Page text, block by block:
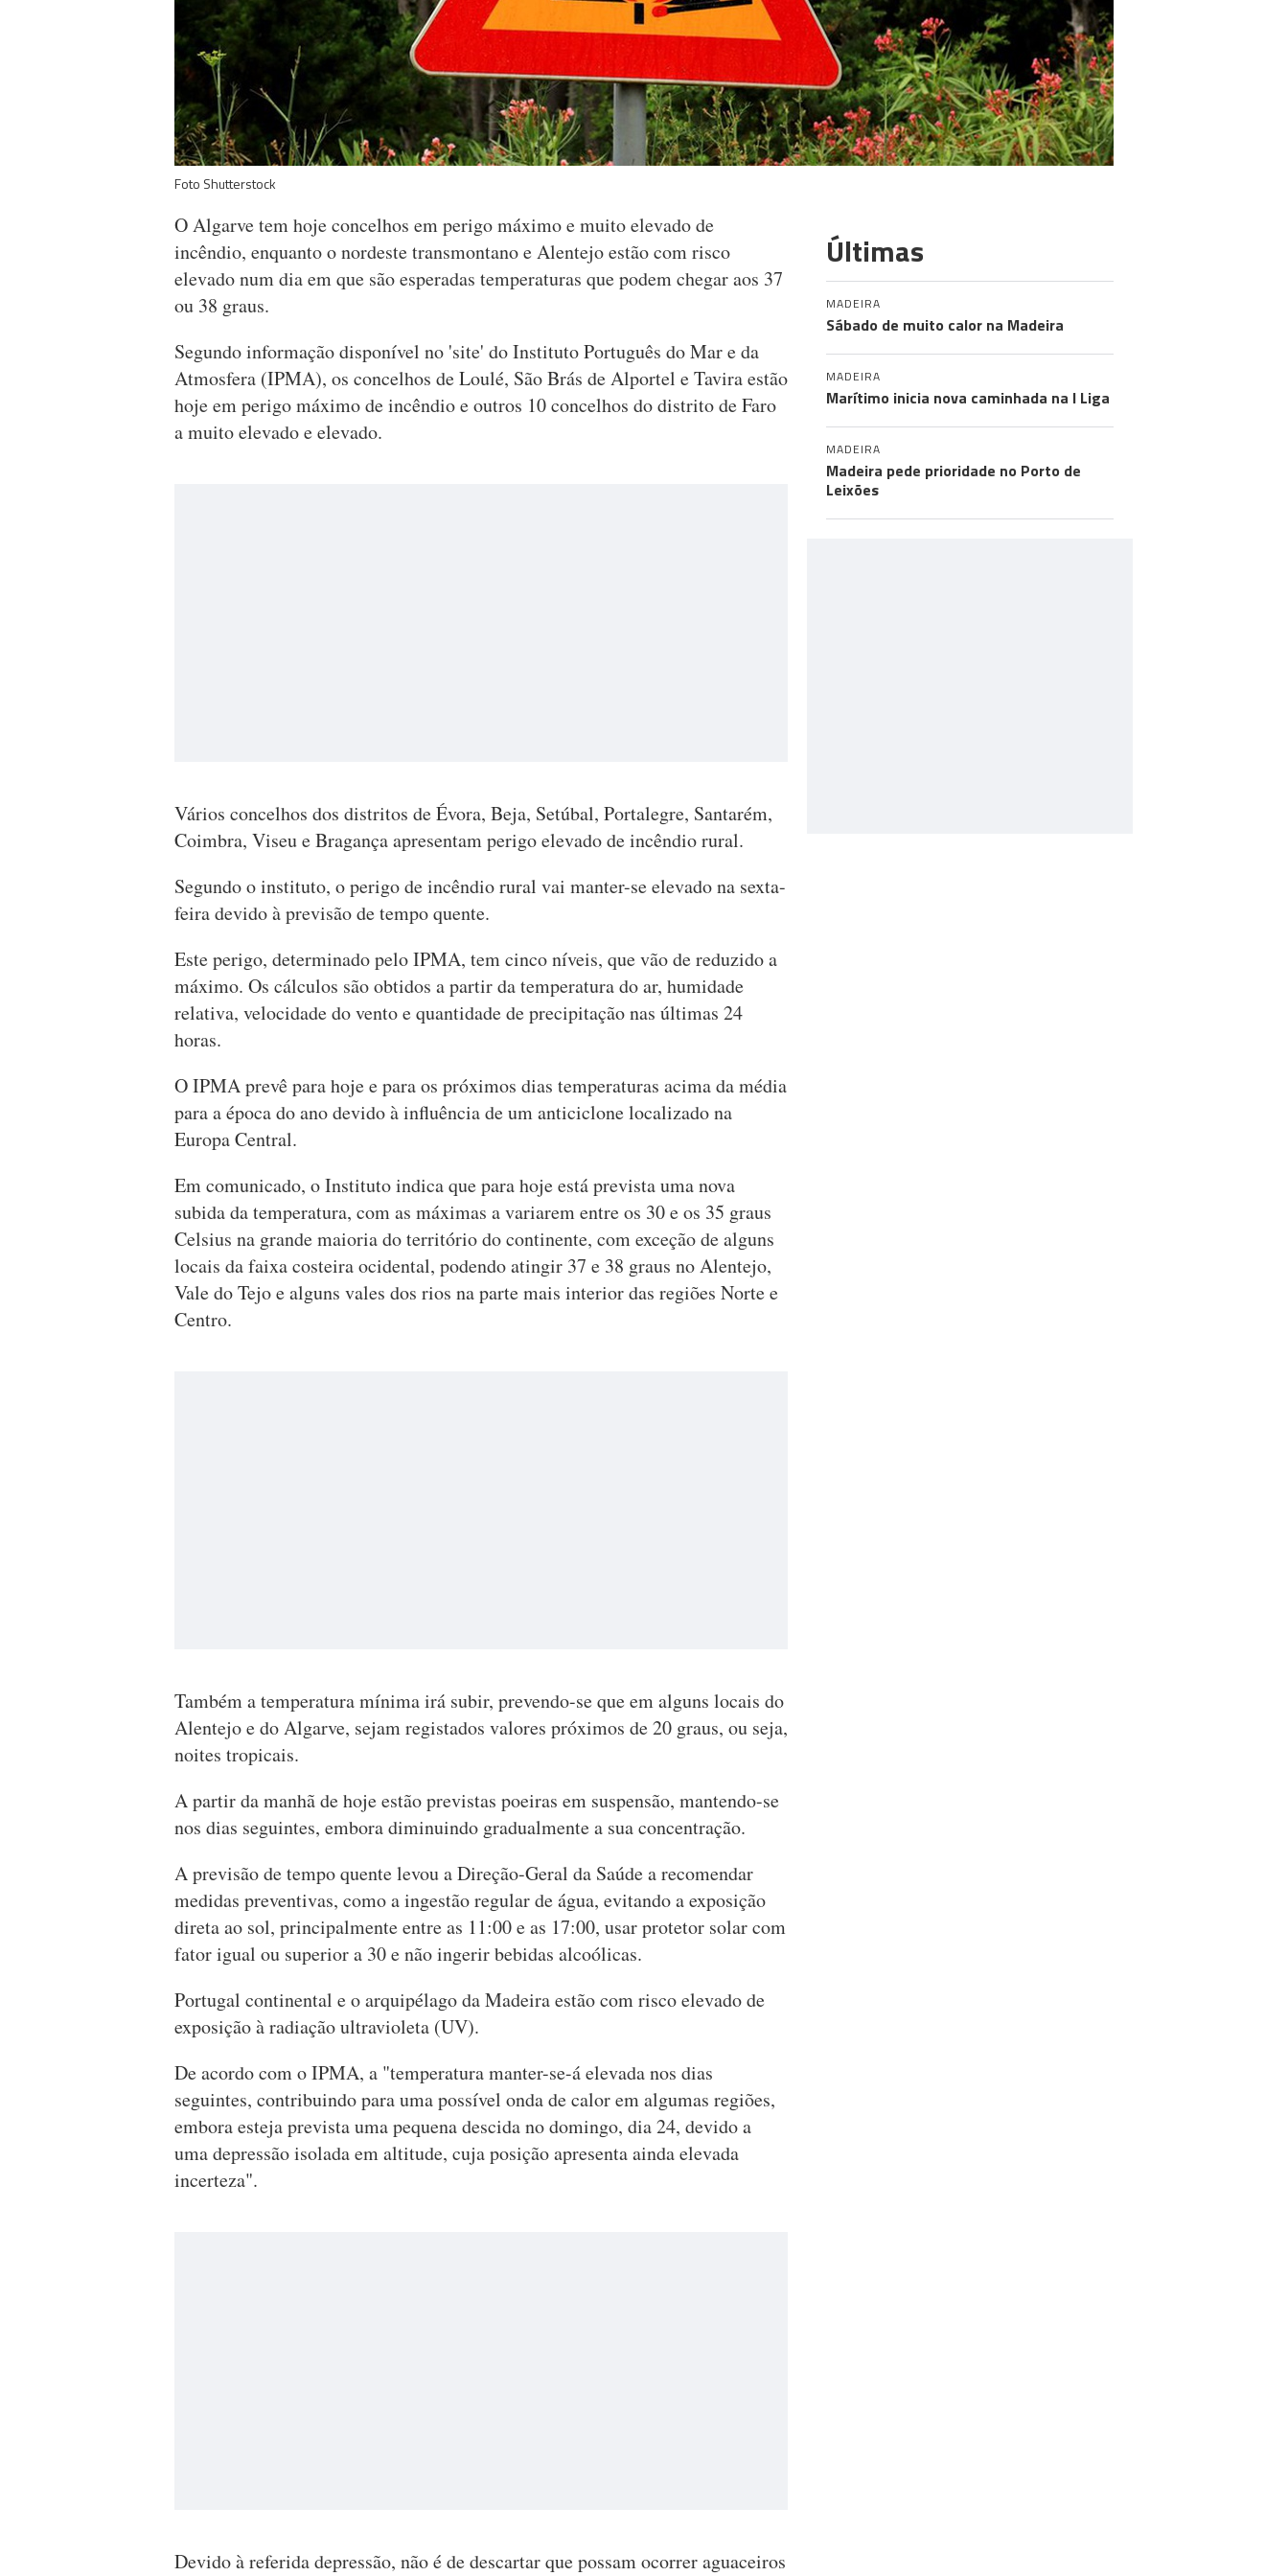
Foto Shutterstock
O Algarve tem hoje concelhos em perigo máximo e muito elevado de
incêndio, enquanto o nordeste transmontano e Alentejo estão com risco
elevado num dia em que são esperadas temperaturas que podem chegar aos 37
ou 38 graus.
Segundo informação disponível no 'site' do Instituto Português do Mar e da
Atmosfera (IPMA), os concelhos de Loulé, São Brás de Alportel e Tavira estão
hoje em perigo máximo de incêndio e outros 10 concelhos do distrito de Faro
a muito elevado e elevado.
Vários concelhos dos distritos de Évora, Beja, Setúbal, Portalegre, Santarém,
Coimbra, Viseu e Bragança apresentam perigo elevado de incêndio rural.
Segundo o instituto, o perigo de incêndio rural vai manter-se elevado na sexta-
feira devido à previsão de tempo quente.
Este perigo, determinado pelo IPMA, tem cinco níveis, que vão de reduzido a
máximo. Os cálculos são obtidos a partir da temperatura do ar, humidade
relativa, velocidade do vento e quantidade de precipitação nas últimas 24
horas.
O IPMA prevê para hoje e para os próximos dias temperaturas acima da média
para a época do ano devido à influência de um anticiclone localizado na
Europa Central.
Em comunicado, o Instituto indica que para hoje está prevista uma nova
subida da temperatura, com as máximas a variarem entre os 30 e os 35 graus
Celsius na grande maioria do território do continente, com exceção de alguns
locais da faixa costeira ocidental, podendo atingir 37 e 38 graus no Alentejo,
Vale do Tejo e alguns vales dos rios na parte mais interior das regiões Norte e
Centro.
Também a temperatura mínima irá subir, prevendo-se que em alguns locais do
Alentejo e do Algarve, sejam registados valores próximos de 20 graus, ou seja,
noites tropicais.
A partir da manhã de hoje estão previstas poeiras em suspensão, mantendo-se
nos dias seguintes, embora diminuindo gradualmente a sua concentração.
A previsão de tempo quente levou a Direção-Geral da Saúde a recomendar
medidas preventivas, como a ingestão regular de água, evitando a exposição
direta ao sol, principalmente entre as 11:00 e as 17:00, usar protetor solar com
fator igual ou superior a 30 e não ingerir bebidas alcoólicas.
Portugal continental e o arquipélago da Madeira estão com risco elevado de
exposição à radiação ultravioleta (UV).
De acordo com o IPMA, a "temperatura manter-se-á elevada nos dias
seguintes, contribuindo para uma possível onda de calor em algumas regiões,
embora esteja prevista uma pequena descida no domingo, dia 24, devido a
uma depressão isolada em altitude, cuja posição apresenta ainda elevada
incerteza".
Devido à referida depressão, não é de descartar que possam ocorrer aguaceiros
Últimas
MADEIRA
Sábado de muito calor na Madeira
MADEIRA
Marítimo inicia nova caminhada na I Liga
MADEIRA
Madeira pede prioridade no Porto de
Leixões